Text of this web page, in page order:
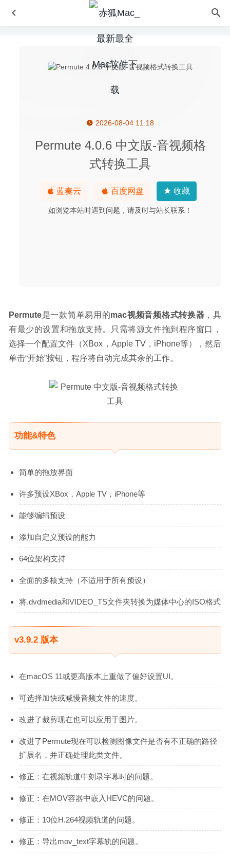
2026-08-04 11:18
Permute 4.0.6 中文版-音视频格
式转换工具
蓝奏云 百度网盘 收藏
如浏览本站时遇到问题，请及时与站长联系！
Permute是一款简单易用的mac视频音频格式转换器 ，具
有最少的设置和拖放支持。只需将源文件拖到程序窗口，
选择一个配置文件（XBox，Apple TV，iPhone等），然后
单击“开始”按钮，程序将自动完成其余的工作。
功能&特色
简单的拖放界面
许多预设XBox，Apple TV，iPhone等
能够编辑预设
添加自定义预设的能力
64位架构支持
全面的多核支持（不适用于所有预设）
将.dvdmedia和VIDEO_TS文件夹转换为媒体中心的ISO格式
v3.9.2 版本
在macOS 11或更高版本上重做了偏好设置UI。
可选择加快或减慢音频文件的速度。
改进了裁剪现在也可以应用于图片。
改进了Permute现在可以检测图像文件是否有不正确的路径
扩展名，并正确处理此类文件。
修正：在视频轨道中刻录字幕时的问题。
修正：在MOV容器中嵌入HEVC的问题。
修正：10位H.264视频轨道的问题。
修正：导出mov_text字幕轨的问题。
Acon Digital AudioLava 2.1.4 – 优秀的音频文件清理工具
Lock-It 1.3.0-简便易用的应用程序加密工具 2024-04-23
Disk Xray 2.7.2(27221) – 硬盘信息统计查看工具
AltTab 6.5.0 中文版-窗口快速切换神器 2020-09-10
Smooze 1.9.2 for Mac- 非Apple鼠标平滑滚动和鼠标增强功